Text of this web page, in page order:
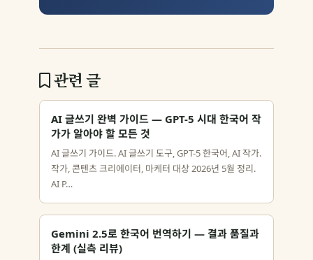
관련 글
AI 글쓰기 완벽 가이드 — GPT-5 시대 한국어 작
가가 알아야 할 모든 것
AI 글쓰기 가이드. AI 글쓰기 도구, GPT-5 한국어, AI 작가.
작가, 콘텐츠 크리에이터, 마케터 대상 2026년 5월 정리.
AI P…
Gemini 2.5로 한국어 번역하기 — 결과 품질과
한계 (실측 리뷰)